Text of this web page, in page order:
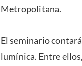
Metropolitana.
El seminario
lumínica. Entre